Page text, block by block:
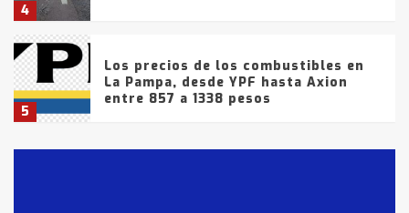
4
5
Los precios de los combustibles en
La Pampa, desde YPF hasta Axion
entre 857 a 1338 pesos